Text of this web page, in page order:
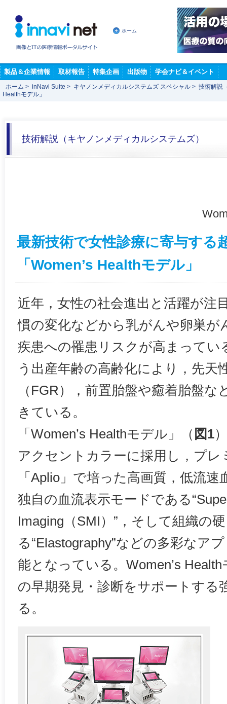
ホーム
製品＆企業情報 取材報告 特集企画 出版物 学会ナビ＆イベント
ホーム > inNavi Suite > キヤノンメディカルシステムズ スペシャル > 技術解説
Healthモデル」
技術解説（キヤノンメディカルシステムズ）
最新技術で女性診療に寄与する
「Women’s Healthモデル」
近年，女性の社会進出と活躍が注
慣の変化などから乳がんや卵巣が
疾患への罹患リスクが高まってい
う出産年齢の高齢化により，先天
（FGR），前置胎盤や癒着胎盤
きている。
「Women’s Healthモデル」（ 図1
アクセントカラーに採用し，プレ
「Aplio」で培った高画質，低流
独自の血流表示モードである
Imaging（SMI）”，そして組織の
る“Elastography”などの多彩なア
能となっている。Women’s
の早期発見・診断をサポートする
る。